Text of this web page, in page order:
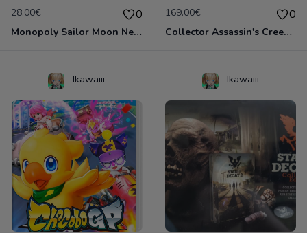
28.00€ 0
Monopoly Sailor Moon Neuf scellé
169.00€ 0
Collector Assassin's Creed 3 Neuf emballé!
Ikawaiii Ikawaiii